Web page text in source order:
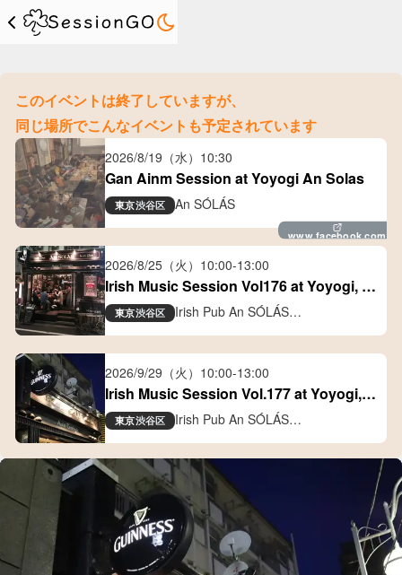
このイベントは終了していますが、
同じ場所でこんなイベントも予定されています
2026/8/19（水） 10:30
Gan Ainm Session at Yoyogi An Solas
東京渋谷区 An SÓLÁS
www.facebook.com
2026/8/25（火） 10:00-13:00
Irish Music Session Vol176 at Yoyogi,
Tokyo
東京渋谷区
Irish Pub An SÓLÁS
アイリッシュパブ アン ソラス
2026/9/29（火） 10:00-13:00
Irish Music Session Vol.177 at Yoyogi,
Tokyo
東京渋谷区
Irish Pub An SÓLÁS
アイリッシュパブ アン ソラス